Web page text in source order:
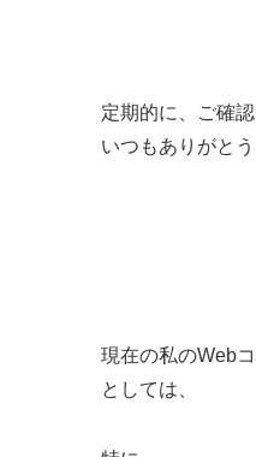
定期的に、ご確
いつもありがと
現在の私のWeb
としては、